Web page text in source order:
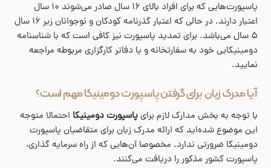
پاسپورت‌هایی که برای افراد بالای ۱۶ سال صادر می‌شوند ۱۰ سال
اعتبار دارند. در حالی که اعتبار گذرنامه کودکان و نوجوانان زیر ۱۶ سال
۵ سال می‌باشد. برای تمدید پاسپورت نیز کافی است که با شناسنامه
دومینیکایی خود به سفارتخانه و یا دفاتر کارگزاری مربوطه مراجعه
نمایید.
آیا مدرک زبان برای گرفتن پاسپورت دومینیکا مهم است؟
با توجه به بخش مدارک لازم برایپاسپورت دومینیکا احتمالا متوجه
این موضوع شده‌اید که ارائه مدرک زبان برای متقاضیان پاسپورت
دومینیکا ضرورتی ندارد. مخصوصا آن‌هایی که از راه سرمایه گذاری،
پاسپورت کشور مذکور را دریافت می‌کنند.